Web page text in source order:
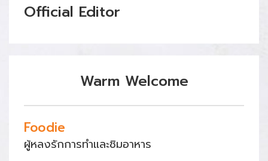
Official Editor
Warm Welcome
Foodie
ผู้หลงรักการทำและชิมอาหาร